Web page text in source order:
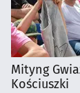
Mityng
Kościuszki